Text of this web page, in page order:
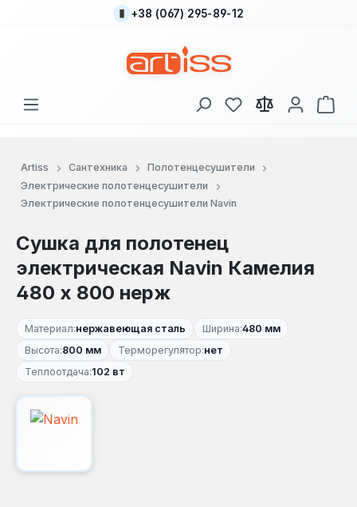
Перейти к основному содержанию
+38 (067) 295-89-12
У вас есть товары
В
Artiss Сантехника
Полотенцесушители
Электрические полотенцесушители
Электрические полотенцесушители Navin
Сушка для полотенец
электрическая Navin Камелия
480 х 800 нерж
Материал:нержавеющая сталь Ширина:480 мм
Высота:800 мм Терморегулятор:нет
Теплоотдача:102 вт